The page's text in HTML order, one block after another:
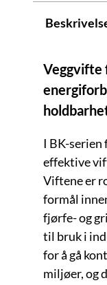
Veggvifte
I BK-serien
effektive
Viftene er
formål
fjørfe- og
til bruk i
for å gå
miljøer, og